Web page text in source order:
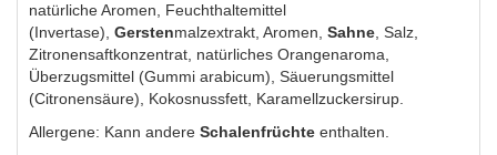
natürliche Aromen, Feuchthaltemittel
(Invertase), Gerstenmalzextrakt, Aromen, Sahne , Salz,
Zitronensaftkonzentrat, natürliches Orangenaroma,
Überzugsmittel (Gummi arabicum), Säuerungsmittel
(Citronensäure), Kokosnussfett, Karamellzuckersirup.
Allergene: Kann andere Schalenfrüchte enthalten.